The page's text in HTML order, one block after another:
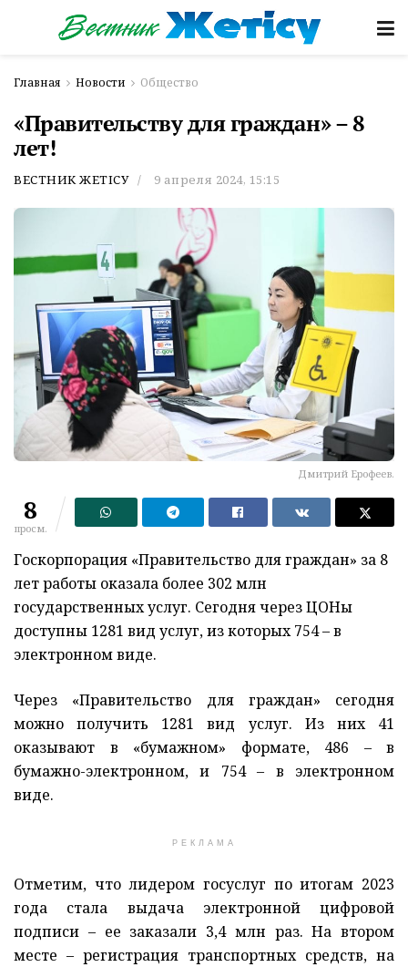
Главная Новости Общество
«Правительству для граждан» – 8
лет!
ВЕСТНИК ЖЕТІСУ 9 апреля 2024, 15:15
Дмитрий Ерофеев.
8
просм.
Госкорпорация «Правительство для граждан» за 8
лет работы оказала более 302 млн
государственных услуг. Сегодня через ЦОНы
доступны 1281 вид услуг, из которых 754 – в
электронном виде.
Через «Правительство для граждан» сегодня
можно получить 1281 вид услуг. Из них 41
оказывают в «бумажном» формате, 486 – в
бумажно-электронном, и 754 – в электронном
виде.
РЕКЛАМА
Отметим, что лидером госуслуг по итогам 2023
года стала выдача электронной цифровой
подписи – ее заказали 3,4 млн раз. На втором
месте – регистрация транспортных средств, на